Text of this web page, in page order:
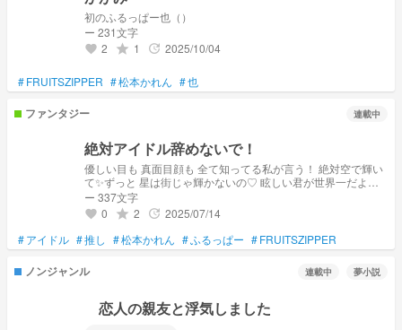
初のふるっぱー也（）
ー 231文字
favorite 2 grade 1 update 2025/10/04
#FRUITSZIPPER #松本かれん #也
ファンタジー 連載中
絶対アイドル辞めないで！
優しい目も 真面目顔も 全て知ってる私が言う！ 絶対空で輝い
て✨️ずっと 星は街じゃ輝かないの♡ 眩しい君が世界一だよ💓‪
すきだああああ😘
ー 337文字
favorite 0 grade 2 update 2025/07/14
#アイドル #推し #松本かれん #ふるっぱー #FRUITSZIPPER
ノンジャンル 連載中 夢小説
恋人の親友と浮気しました